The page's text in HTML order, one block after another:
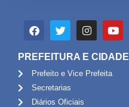
PREFEITURA E CIDADE
Prefeito e Vice Prefeita
Secretarias
Diários Oficiais